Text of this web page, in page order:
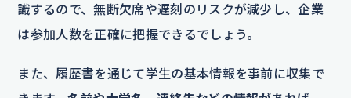
識するので、無断欠席や遅刻のリスクが減少し、企業
は参加人数を正確に把握できるでしょう。
また、履歴書を通じて学生の基本情報を事前に収集で